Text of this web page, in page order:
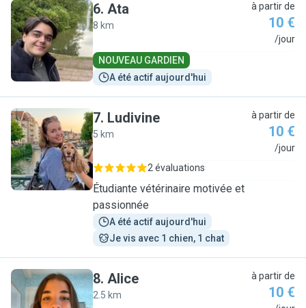
A
6. Ata
8 km
à partir de
10 €
/jour
NOUVEAU GARDIEN
A été actif aujourd'hui
L
7. Ludivine
5 km
à partir de
10 €
/jour
2 évaluations
Étudiante vétérinaire motivée et
passionnée
A été actif aujourd'hui
Je vis avec 1 chien, 1 chat
8. Alice
2.5 km
à partir de
10 €